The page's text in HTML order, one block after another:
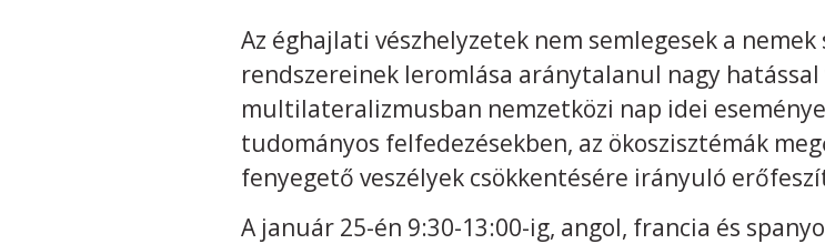
Az éghajlati vészhelyzetek nem semlegesek a
rendszereinek leromlása aránytalanul nagy hatással
multilateralizmusban nemzetközi nap idei
tudományos felfedezésekben, az ökoszisztémák
fenyegető veszélyek csökkentésére irányuló
A január 25-én 9:30-13:00-ig, angol, francia és